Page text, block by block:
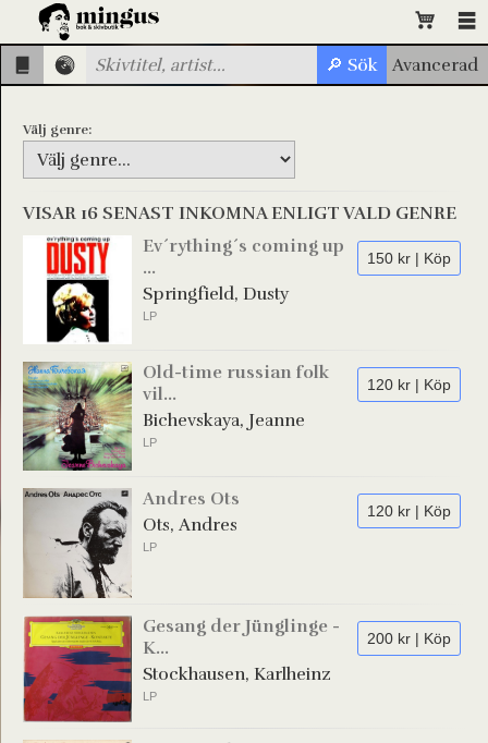
Välj genre:
VISAR 16 SENAST INKOMNA ENLIGT VALD GENRE
150 kr | Köp
Ev´rything´s coming up
...
Springfield, Dusty
LP
120 kr | Köp
Old-time russian folk
vil...
Bichevskaya, Jeanne
LP
120 kr | Köp
Andres Ots
Ots, Andres
LP
200 kr | Köp
Gesang der Jünglinge -
K...
Stockhausen, Karlheinz
LP